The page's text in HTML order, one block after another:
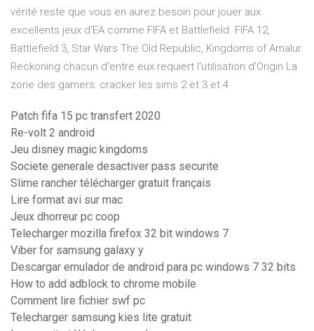
vérité reste que vous en aurez besoin pour jouer aux
excellents jeux d'EA comme FIFA et Battlefield. FIFA 12,
Battlefield 3, Star Wars The Old Republic, Kingdoms of Amalur:
Reckoning chacun d'entre eux requiert l'utilisation d'Origin La
zone des gamers: cracker les sims 2 et 3 et 4
Patch fifa 15 pc transfert 2020
Re-volt 2 android
Jeu disney magic kingdoms
Societe generale desactiver pass securite
Slime rancher télécharger gratuit français
Lire format avi sur mac
Jeux dhorreur pc coop
Telecharger mozilla firefox 32 bit windows 7
Viber for samsung galaxy y
Descargar emulador de android para pc windows 7 32 bits
How to add adblock to chrome mobile
Comment lire fichier swf pc
Telecharger samsung kies lite gratuit